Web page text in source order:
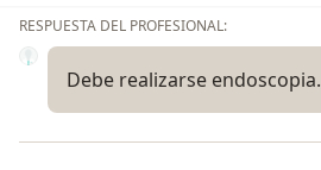
RESPUESTA DEL PROFESIONAL:
Debe realizarse endoscopia.